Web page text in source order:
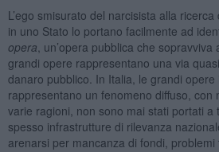
L’ego smisurato del narcisista alla
in uno Stato lo portano facilmente ad
opera , un’opera pubblica che
grandi opere rappresentano una via
danaro pubblico. In Italia, le grandi opere
rappresentano un fenomeno diffuso, con
varie ragioni, non sono mai stati portati a
spesso infrastrutture di rilevanza
arenarsi per mancanza di fondi, problemi